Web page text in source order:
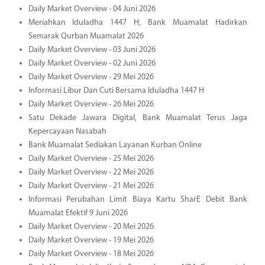
Daily Market Overview - 04 Juni 2026
Meriahkan Iduladha 1447 H, Bank Muamalat Hadirkan
Semarak Qurban Muamalat 2026
Daily Market Overview - 03 Juni 2026
Daily Market Overview - 02 Juni 2026
Daily Market Overview - 29 Mei 2026
Informasi Libur Dan Cuti Bersama Iduladha 1447 H
Daily Market Overview - 26 Mei 2026
Satu Dekade Jawara Digital, Bank Muamalat Terus Jaga
Kepercayaan Nasabah
Bank Muamalat Sediakan Layanan Kurban Online
Daily Market Overview - 25 Mei 2026
Daily Market Overview - 22 Mei 2026
Daily Market Overview - 21 Mei 2026
Informasi Perubahan Limit Biaya Kartu SharE Debit Bank
Muamalat Efektif 9 Juni 2026
Daily Market Overview - 20 Mei 2026
Daily Market Overview - 19 Mei 2026
Daily Market Overview - 18 Mei 2026